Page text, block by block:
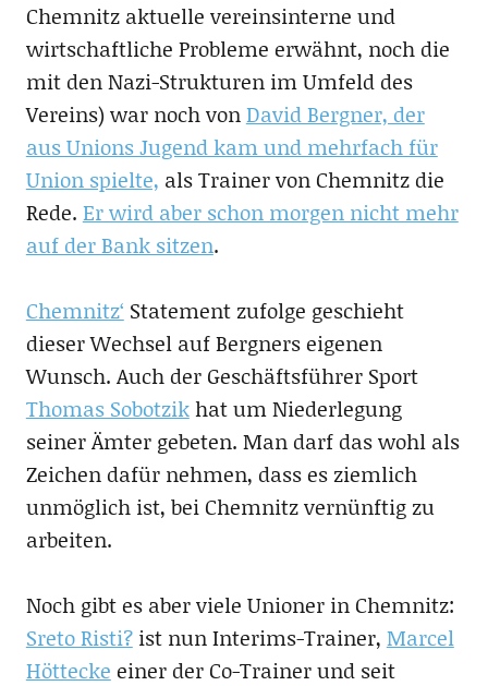
Chemnitz aktuelle vereinsinterne und
wirtschaftliche Probleme erwähnt, noch die
mit den Nazi-Strukturen im Umfeld des
Vereins) war noch vonDavid Bergner, der
aus Unions Jugend kam und mehrfach für
Union spielte, als Trainer von Chemnitz die
Rede. Er wird aber schon morgen nicht mehr
auf der Bank sitzen.
Chemnitz‘ Statement zufolge geschieht
dieser Wechsel auf Bergners eigenen
Wunsch. Auch der Geschäftsführer Sport
Thomas Sobotzikhat um Niederlegung
seiner Ämter gebeten. Man darf das wohl als
Zeichen dafür nehmen, dass es ziemlich
unmöglich ist, bei Chemnitz vernünftig zu
arbeiten.
Noch gibt es aber viele Unioner in Chemnitz:
Sreto Risti?ist nun Interims-Trainer, Marcel
Höttecke einer der Co-Trainer und seit